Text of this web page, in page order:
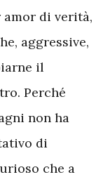
di verità,
aggressive,
il
Perché
non ha
di
che a